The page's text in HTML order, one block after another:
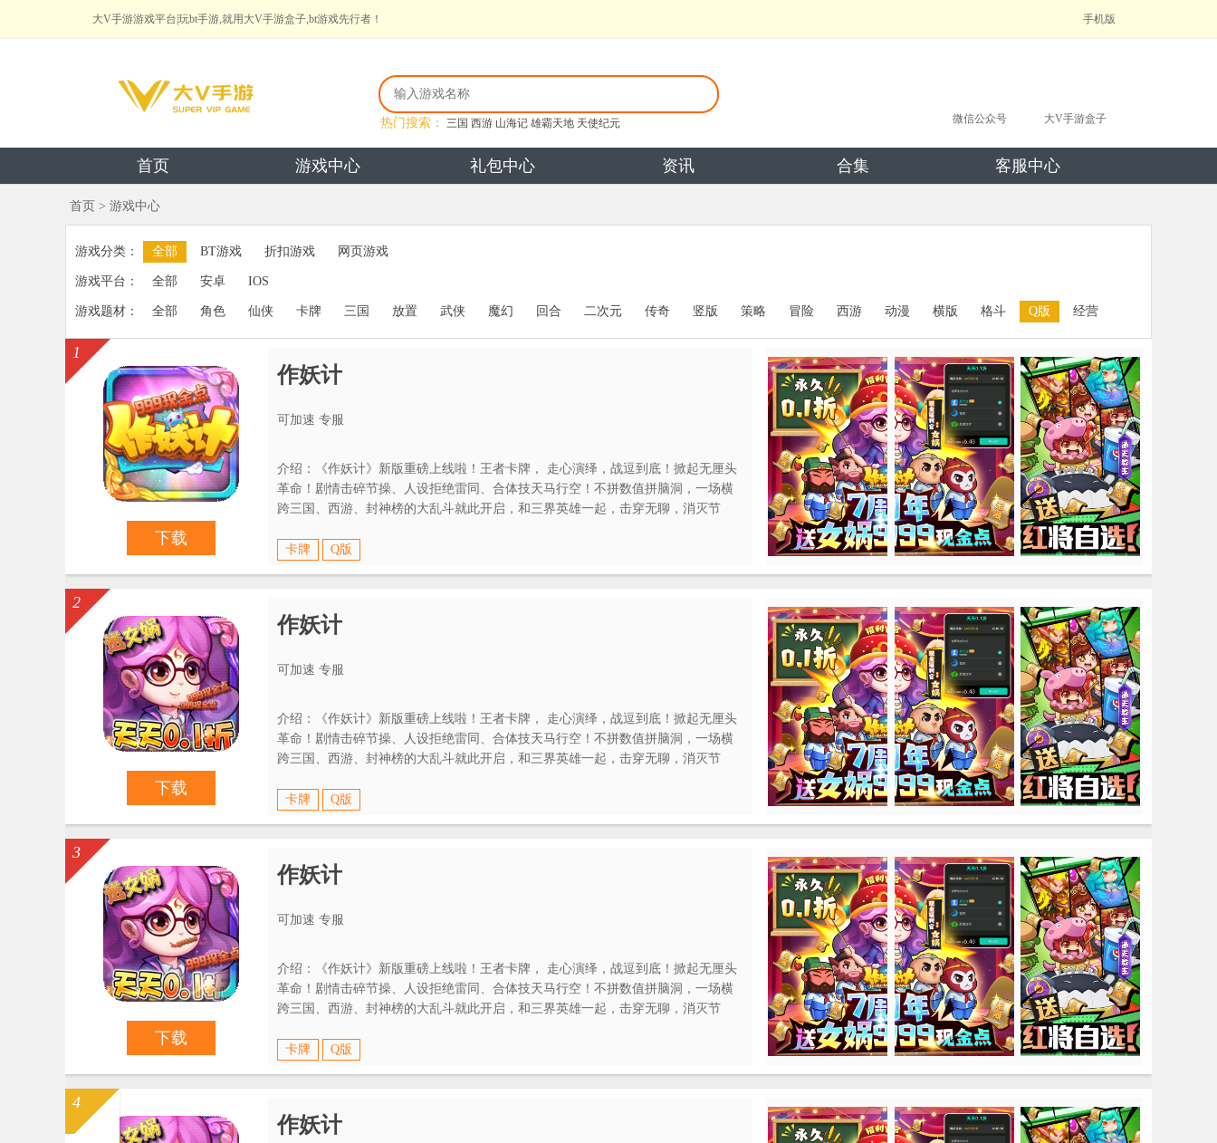
大V手游游戏平台|玩bt手游,就用大V手游盒子,bt游戏先行者！ 手机版
热门搜索： 三国 西游 山海记 雄霸天地 天使纪元 大V手游盒子
微信公众号
首页 游戏中心 礼包中心 资讯 合集 客服中心
首页 > 游戏中心
游戏分类： 全部 BT游戏 折扣游戏 网页游戏
游戏平台： 全部 安卓 IOS
游戏题材： 全部 角色 仙侠 卡牌 三国 放置 武侠 魔幻 回合 二次元 传奇 竖版 策略 冒险 西游 动漫 横版 格斗 Q版 经营
下载
作妖计
可加速 专服
介绍：《作妖计》新版重磅上线啦！王者卡牌， 走心演绎，战逗到底！掀起无厘头
革命！剧情击碎节操、人设拒绝雷同、合体技天马行空！不拼数值拼脑洞，一场横
跨三国、西游、封神榜的大乱斗就此开启，和三界英雄一起，击穿无聊，消灭节
卡牌
Q版
1
下载
作妖计
可加速 专服
介绍：《作妖计》新版重磅上线啦！王者卡牌， 走心演绎，战逗到底！掀起无厘头
革命！剧情击碎节操、人设拒绝雷同、合体技天马行空！不拼数值拼脑洞，一场横
跨三国、西游、封神榜的大乱斗就此开启，和三界英雄一起，击穿无聊，消灭节
卡牌
Q版
2
下载
作妖计
可加速 专服
介绍：《作妖计》新版重磅上线啦！王者卡牌， 走心演绎，战逗到底！掀起无厘头
革命！剧情击碎节操、人设拒绝雷同、合体技天马行空！不拼数值拼脑洞，一场横
跨三国、西游、封神榜的大乱斗就此开启，和三界英雄一起，击穿无聊，消灭节
卡牌
Q版
3
作妖计
4